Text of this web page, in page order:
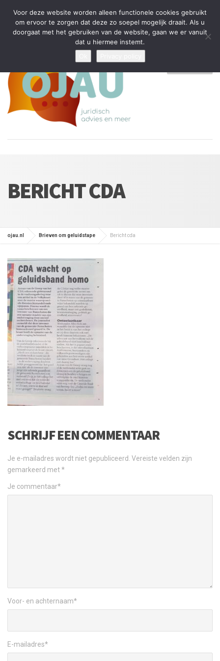
Tijdelijke stop: wegens drukte kan ik beperkt nieuwe zaken aannemen
en vragen beantwoorden
Algemene Voorwaarden
Disclaimer Privacybeleid
BERICHT CDA
ojau.nl Brieven om geluidstape Bericht cda
SCHRIJF EEN COMMENTAAR
Je e-mailadres wordt niet gepubliceerd. Vereiste velden zijn
gemarkeerd met*
Je commentaar*
Voor- en achternaam*
E-mailadres*
Voor deze website worden alleen functionele cookies gebruikt
om ervoor te zorgen dat deze zo soepel mogelijk draait. Als u
doorgaat met het gebruiken van de website, gaan we er vanuit
dat u hiermee instemt.